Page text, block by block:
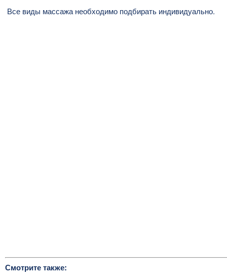
Все виды массажа необходимо подбирать индивидуально.
Смотрите также: